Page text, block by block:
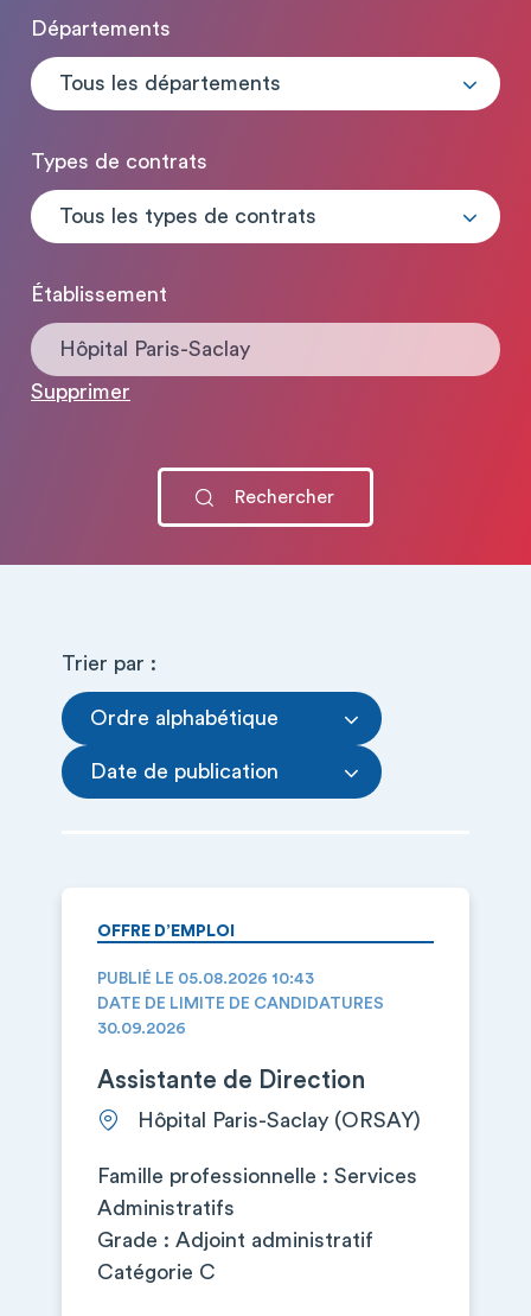
Départements
Tous les départements
Types de contrats
Tous les types de contrats
Établissement
Hôpital Paris-Saclay
Supprimer
Trier par :
Ordre alphabétique
Date de publication
OFFRE D’EMPLOI
PUBLIÉ LE 05.08.2026 10:43
DATE DE LIMITE DE CANDIDATURES
30.09.2026
Assistante de Direction
Hôpital Paris-Saclay (ORSAY)
Famille professionnelle : Services
Administratifs
Grade : Adjoint administratif
Catégorie C